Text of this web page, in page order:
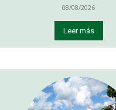
08/08/2026
Leer más